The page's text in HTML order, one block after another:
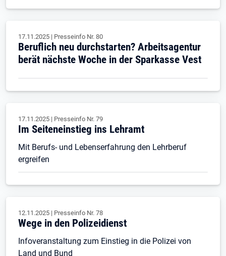
17.11.2025 | Presseinfo Nr. 80
Beruflich neu durchstarten? Arbeitsagentur
berät nächste Woche in der Sparkasse Vest
17.11.2025 | Presseinfo Nr. 79
Im Seiteneinstieg ins Lehramt
Mit Berufs- und Lebenserfahrung den Lehrberuf
ergreifen
12.11.2025 | Presseinfo Nr. 78
Wege in den Polizeidienst
Infoveranstaltung zum Einstieg in die Polizei von
Land und Bund